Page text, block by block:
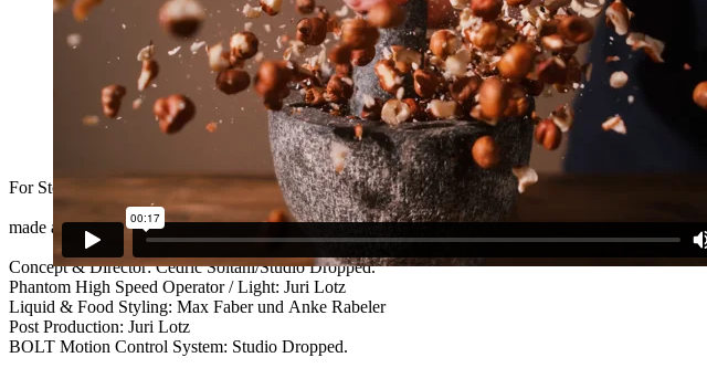
For Stork Club x Nudossi limited edition
made all inhouse with our artists
Concept & Director: Cedric Soltani/Studio Dropped.
Phantom High Speed Operator / Light: Juri Lotz
Liquid & Food Styling: Max Faber und Anke Rabeler
Post Production: Juri Lotz
BOLT Motion Control System: Studio Dropped.